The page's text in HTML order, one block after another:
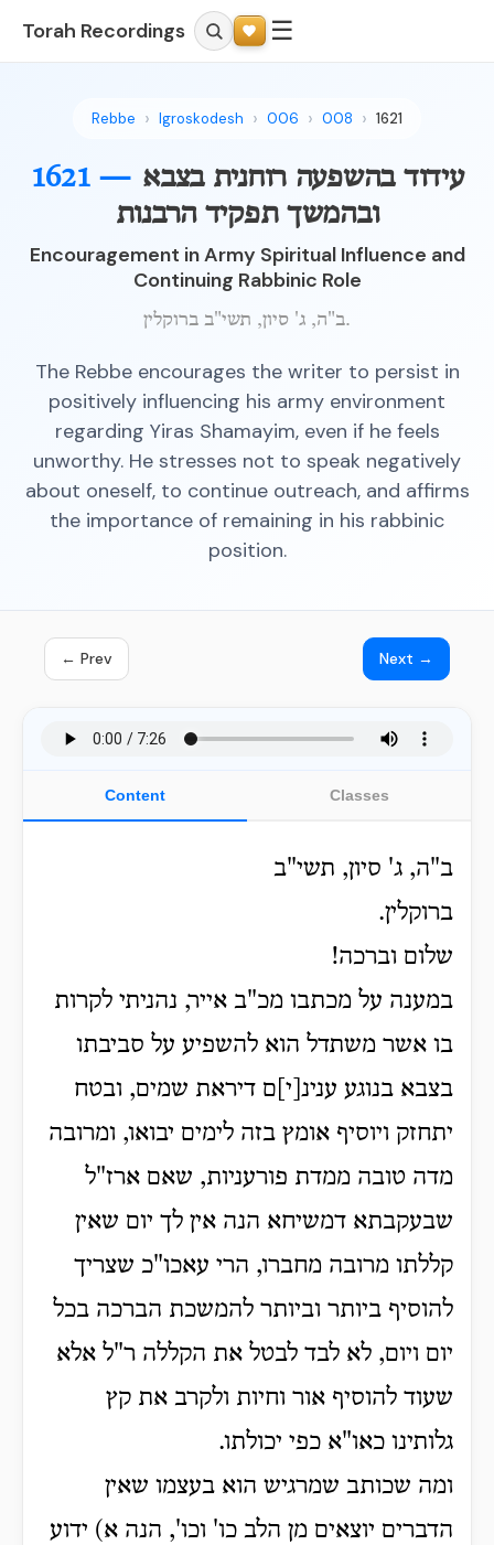
Torah Recordings ☰
Rebbe Igroskodesh 006 008 1621
1621 — עידוד בהשפעה רוחנית בצבא
ובהמשך תפקיד הרבנות
Encouragement in Army Spiritual Influence and
Continuing Rabbinic Role
ב"ה, ג' סיון, תשי"ב ברוקלין.
The Rebbe encourages the writer to persist in
positively influencing his army environment
regarding Yiras Shamayim, even if he feels
unworthy. He stresses not to speak negatively
about oneself, to continue outreach, and affirms
the importance of remaining in his rabbinic
position.
← Prev Next →
Content Classes
ב"ה, ג' סיון, תשי"ב
ברוקלין.
שלום וברכה!
במענה על מכתבו מכ"ב אייר, נהניתי לקרות
בו אשר משתדל הוא להשפיע על סביבתו
בצבא בנוגע ענינ[י]ם דיראת שמים, ובטח
יתחזק ויוסיף אומץ בזה לימים יבואו, ומרובה
מדה טובה ממדת פורעניות, שאם ארז"ל
שבעקבתא דמשיחא הנה אין לך יום שאין
קללתו מרובה מחברו, הרי עאכו"כ שצריך
להוסיף ביותר וביותר להמשכת הברכה בכל
יום ויום, לא לבד לבטל את הקללה ר"ל אלא
שעוד להוסיף אור וחיות ולקרב את קץ
גלותינו כאו"א כפי יכולתו.
ומה שכותב שמרגיש הוא בעצמו שאין
הדברים יוצאים מן הלב כו' וכו', הנה א) ידוע